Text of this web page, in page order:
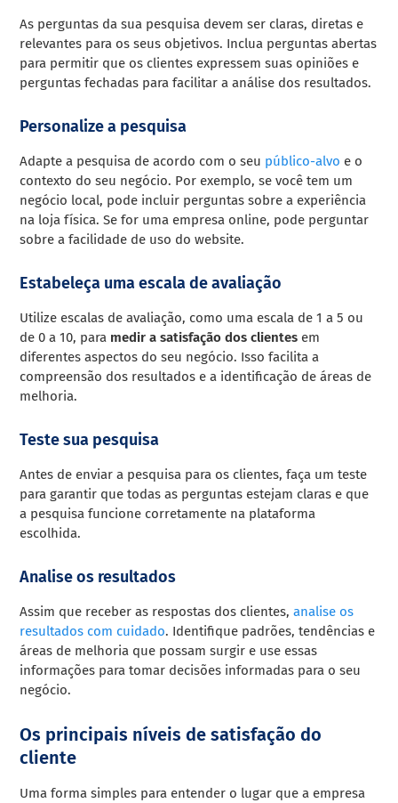
As perguntas da sua pesquisa devem ser claras, diretas e
relevantes para os seus objetivos. Inclua perguntas abertas
para permitir que os clientes expressem suas opiniões e
perguntas fechadas para facilitar a análise dos resultados.
Personalize a pesquisa
Adapte a pesquisa de acordo com o seu público-alvo e o
contexto do seu negócio. Por exemplo, se você tem um
negócio local, pode incluir perguntas sobre a experiência
na loja física. Se for uma empresa online, pode perguntar
sobre a facilidade de uso do website.
Estabeleça uma escala de avaliação
Utilize escalas de avaliação, como uma escala de 1 a 5 ou
de 0 a 10, para medir a satisfação dos clientes em
diferentes aspectos do seu negócio. Isso facilita a
compreensão dos resultados e a identificação de áreas de
melhoria.
Teste sua pesquisa
Antes de enviar a pesquisa para os clientes, faça um teste
para garantir que todas as perguntas estejam claras e que
a pesquisa funcione corretamente na plataforma
escolhida.
Analise os resultados
Assim que receber as respostas dos clientes,analise os
resultados com cuidado. Identifique padrões, tendências e
áreas de melhoria que possam surgir e use essas
informações para tomar decisões informadas para o seu
negócio.
Os principais níveis de satisfação do
cliente
Uma forma simples para entender o lugar que a empresa